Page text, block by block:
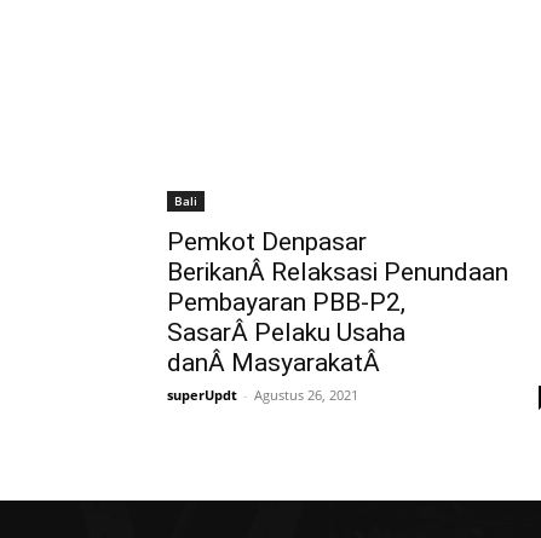
Bali
Pemkot Denpasar
BerikanÂ Relaksasi Penundaan
Pembayaran PBB-P2,
SasarÂ Pelaku Usaha
danÂ MasyarakatÂ
superUpdt - Agustus 26, 2021